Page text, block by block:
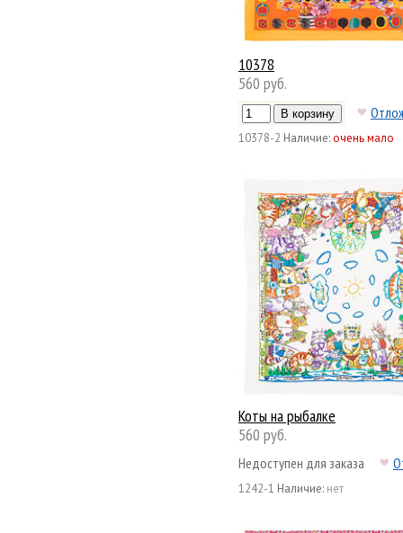
10378
560 руб.
10378-2 Наличие:очень мало
Коты на рыбалке
560 руб.
Недоступен для заказа
1242-1 Наличие: нет